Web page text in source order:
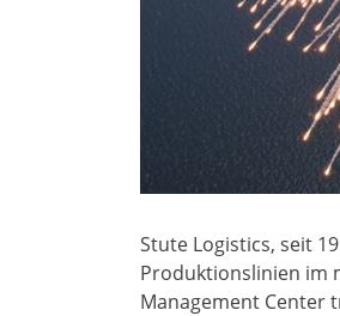
Stute Logistics, seit
Produktionslinien im
Management Center